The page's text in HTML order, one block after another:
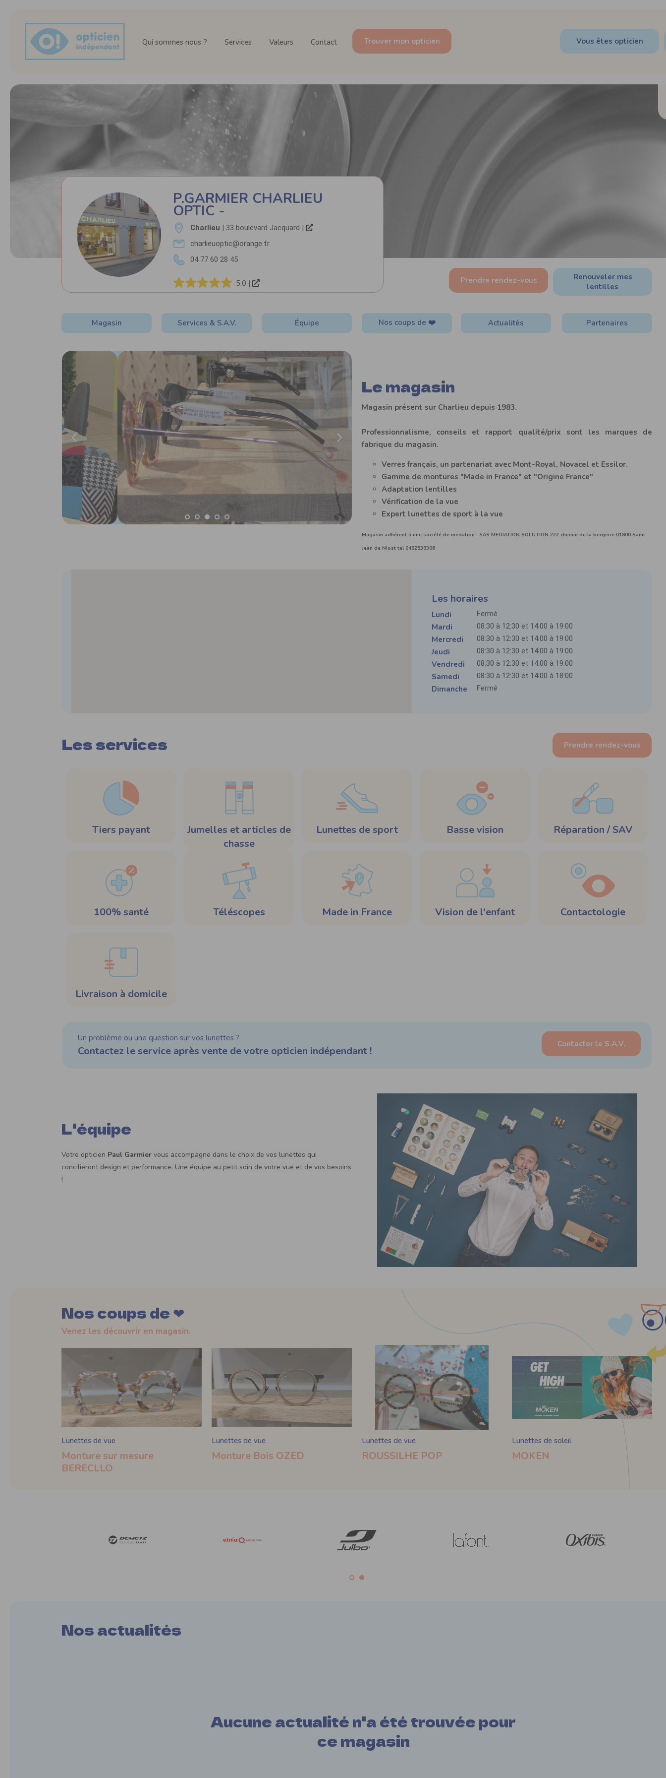
Qui sommes nous ? Services Valeurs Contact Trouver mon opticien Vous êtes opticien
Prendre rendez-vous
Renouveler mes
lentilles
Magasin Services & S.A.V. Équipe Nos coups de ❤️ Actualités Partenaires
Le magasin
Magasin présent sur Charlieu depuis 1983.
Professionnalisme, conseils et rapport qualité/prix sont les marques de
fabrique du magasin.
Verres français, un partenariat avec Mont-Royal, Novacel et Essilor.
Gamme de montures "Made in France" et "Origine France"
Adaptation lentilles
Vérification de la vue
Expert lunettes de sport à la vue
Magasin adhérent à une société de medation : SAS MEDIATION SOLUTION 222 chemin de la bergerie 01800 Saint
Jean de Niost tel 0482539306
Les horaires
Lundi Fermé
Mardi 08:30 à 12:30 et 14:00 à 19:00
Mercredi 08:30 à 12:30 et 14:00 à 19:00
Jeudi 08:30 à 12:30 et 14:00 à 19:00
Vendredi 08:30 à 12:30 et 14:00 à 19:00
Samedi 08:30 à 12:30 et 14:00 à 18:00
Dimanche Fermé
Les services Prendre rendez-vous
Tiers payant
Jumelles et articles de
chasse
Lunettes de sport Basse vision Réparation / SAV
100% santé Téléscopes Made in France Vision de l'enfant Contactologie
Livraison à domicile
Un problème ou une question sur vos lunettes ?
Contactez le service après vente de votre opticien indépendant !
Contacter le S.A.V.
L'équipe
Votre opticien Paul Garmier vous accompagne dans le choix de vos lunettes qui
concilieront design et performance. Une équipe au petit soin de votre vue et de vos besoins
!
Nos coups de ❤
Venez les découvrir en magasin.
Lunettes de vue
Monture sur mesure
BERECLLO
Lunettes de vue
Monture Bois OZED
Lunettes de vue
ROUSSILHE POP
Lunettes de soleil
MOKEN
Nos actualités
Aucune actualité n'a été trouvée pour
ce magasin
P.GARMIER CHARLIEU
OPTIC -
Charlieu | 33 boulevard Jacquard |
charlieuoptic@orange.fr
04 77 60 28 45
5.0 |